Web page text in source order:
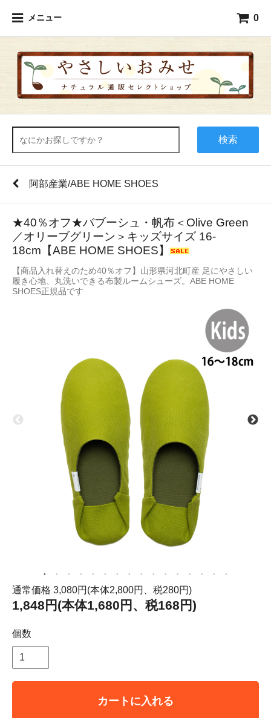
メニュー 0
検索
阿部産業/ABE HOME SHOES
★40％オフ★バブーシュ・帆布＜Olive Green
／オリーブグリーン＞キッズサイズ 16-
18cm【ABE HOME SHOES】
【商品入れ替えのため40％オフ】山形県河北町産 足にやさしい
履き心地、丸洗いできる布製ルームシューズ。ABE HOME
SHOES正規品です
通常価格 3,080円(本体2,800円、税280円)
1,848円(本体1,680円、税168円)
個数
カートに入れる